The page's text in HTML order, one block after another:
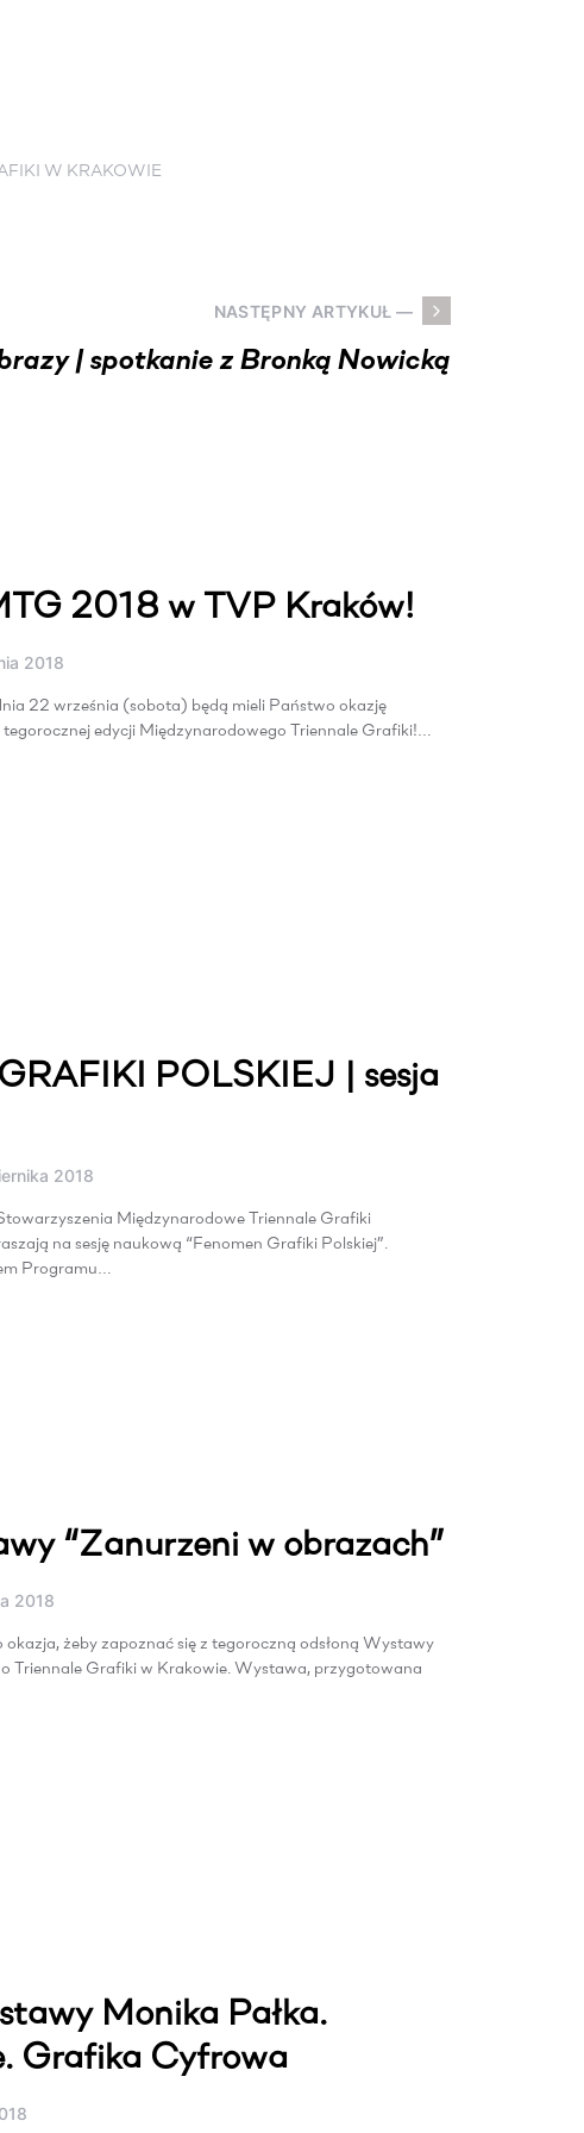
W KRAKOWIE
NASTĘPNY ARTYKUŁ —
| spotkanie z Bronką Nowicką
2018 w TVP Kraków!
2018
22 września (sobota) będą mieli Państwo okazję
edycji Międzynarodowego Triennale Grafiki!…
POLSKIEJ | sesja
2018
Międzynarodowe Triennale Grafiki
na sesję naukową “Fenomen Grafiki Polskiej”.
Programu…
“Zanurzeni w obrazach”
2018
żeby zapoznać się z tegoroczną odsłoną Wystawy
Triennale Grafiki w Krakowie. Wystawa, przygotowana
Monika Pałka.
Grafika Cyfrowa